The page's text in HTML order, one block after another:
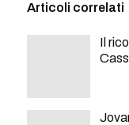
Articoli correlati
Il